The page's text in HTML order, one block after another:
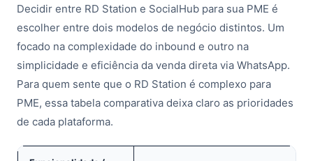
Decidir entre RD Station e SocialHub para sua PME é
escolher entre dois modelos de negócio distintos. Um
focado na complexidade do inbound e outro na
simplicidade e eficiência da venda direta via WhatsApp.
Para quem sente que o RD Station é complexo para
PME, essa tabela comparativa deixa claro as prioridades
de cada plataforma.